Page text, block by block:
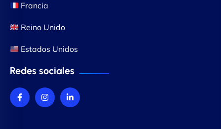
Francia
Reino Unido
Estados Unidos
Redes sociales